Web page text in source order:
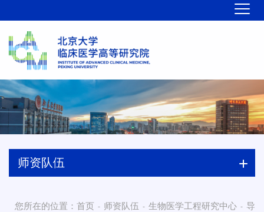
师资队伍
您所在的位置： 首页 - 师资队伍 - 生物医学工程研究中心 - 导